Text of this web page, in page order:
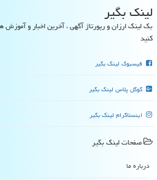
لینك بگیر
بک لینک ارزان و رپورتاژ آگهی ، آخرین اخبار و
کنید
فیسبوک لینک بگیر
گوگل پلاس لینک بگیر
اینستاگرام لینک بگیر
صفحات لینك بگیر
درباره ما